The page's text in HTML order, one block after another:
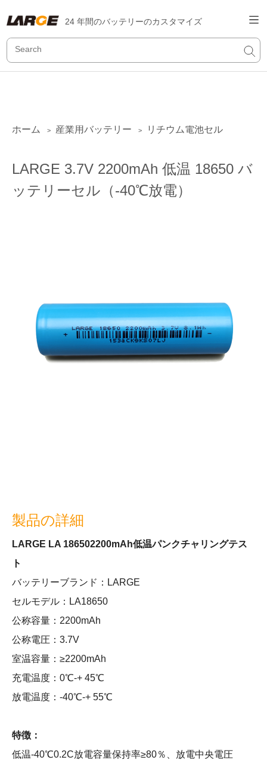
24 年間のバッテリーのカスタマイズ
ホーム > 産業用バッテリー > リチウム電池セル
LARGE 3.7V 2200mAh 低温 18650 バ
ッテリーセル（-40℃放電）
製品の詳細
LARGE LA 186502200mAh低温パンクチャリングテス
ト
バッテリーブランド：LARGE
セルモデル：LA18650
公称容量：2200mAh
公称電圧：3.7V
室温容量：≥2200mAh
充電温度：0℃-+ 45℃
放電温度：-40℃-+ 55℃
特徴：
低温-40℃0.2C放電容量保持率≥80％、放電中央電圧